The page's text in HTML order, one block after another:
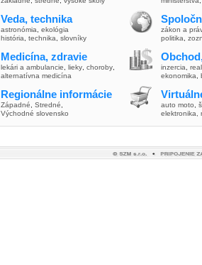
Veda, technika
astronómia
ekológia
história
technika slovníky
Medicína, zdravie
lekári a ambulancie lieky choroby
alternatívna medicína
Regionálne informácie
Západné Stredné
Východné slovensko
zákon a
politika
inzercia
ekonomika
auto moto
elektronika,